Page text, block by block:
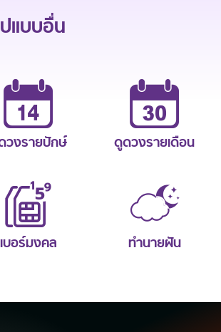
แบบอื่น
วงรายปักษ์ ดูดวงรายเดือน
เบอร์มงคล ทำนายฝัน